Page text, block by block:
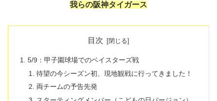
我らの阪神タイガース
目次
5/9：甲子園球場でのベイスターズ戦
待望の今シーズン初、現地観戦に行ってきました！
両チームの予告先発